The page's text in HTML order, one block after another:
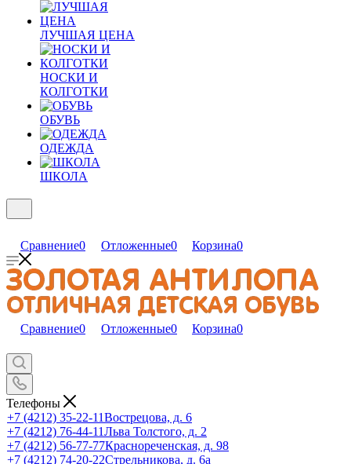
ЛУЧШАЯ ЦЕНА
НОСКИ И
КОЛГОТКИ
ОБУВЬ
ОДЕЖДА
ШКОЛА
Сравнение0 Отложенные0 Корзина0
Сравнение0 Отложенные0 Корзина0
Телефоны
+7 (4212) 35-22-11Вострецова, д. 6
+7 (4212) 76-44-11Льва Толстого, д. 2
+7 (4212) 56-77-77Краснореченская, д. 98
+7 (4212) 74-20-22Стрельникова, д. 6а